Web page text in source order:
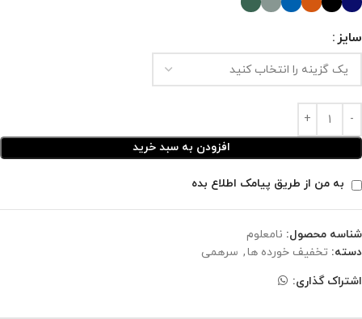
سایز
افزودن به سبد خرید
به من از طریق پیامک اطلاع بده
شناسه محصول: نامعلوم
دسته: تخفیف خورده ها, سرهمی
اشتراک گذاری: